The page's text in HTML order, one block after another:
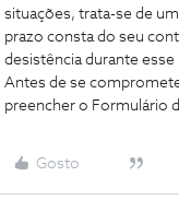
situações, trata-se de
prazo consta do seu
desistência durante
Antes de se
preencher o Formulário
Gosto